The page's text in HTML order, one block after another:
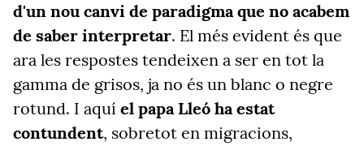
d'un nou canvi de paradigma que no acabem
de saber interpretar. El més evident és que
ara les respostes tendeixen a ser en tot la
gamma de grisos, ja no és un blanc o negre
rotund. I aquí el papa Lleó ha estat
contundent, sobretot en migracions,